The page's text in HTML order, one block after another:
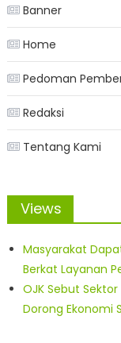
Banner
Home
Pedoman
Redaksi
Tentang Kami
Views
Masyarakat
Berkat Layanan
OJK Sebut
Dorong Ekonomi